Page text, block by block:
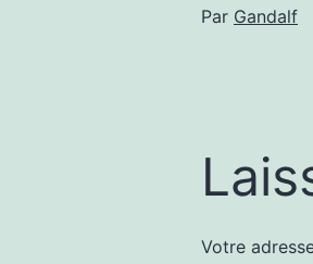
Par Gandalf
Votre